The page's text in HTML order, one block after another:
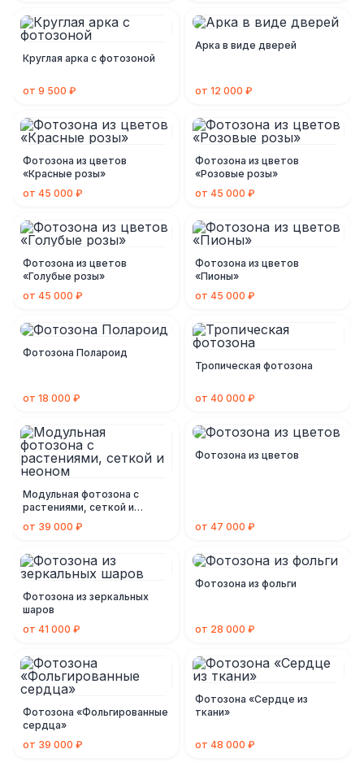
Круглая арка с фотозоной
от 9 500 ₽
Арка в виде дверей
от 12 000 ₽
Фотозона из цветов
«Красные розы»
от 45 000 ₽
Фотозона из цветов
«Розовые розы»
от 45 000 ₽
Фотозона из цветов
«Голубые розы»
от 45 000 ₽
Фотозона из цветов
«Пионы»
от 45 000 ₽
Фотозона Полароид
от 18 000 ₽
Тропическая фотозона
от 40 000 ₽
Модульная фотозона с
растениями, сеткой и
неоном
от 39 000 ₽
Фотозона из цветов
от 47 000 ₽
Фотозона из зеркальных
шаров
от 41 000 ₽
Фотозона из фольги
от 28 000 ₽
Фотозона «Фольгированные
сердца»
от 39 000 ₽
Фотозона «Сердце из
ткани»
от 48 000 ₽